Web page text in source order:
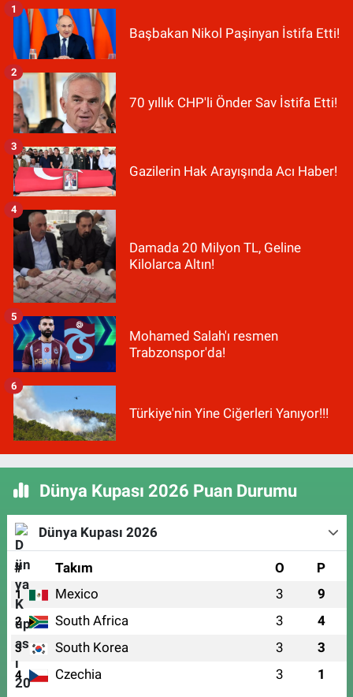
Başbakan Nikol Paşinyan İstifa Etti!
1
70 yıllık CHP'li Önder Sav İstifa Etti!
2
Gazilerin Hak Arayışında Acı Haber!
3
Damada 20 Milyon TL, Geline
Kilolarca Altın!
4
Mohamed Salah'ı resmen
Trabzonspor'da!
5
Türkiye'nin Yine Ciğerleri Yanıyor!!!
6
Dünya Kupası 2026 Puan Durumu
Dünya Kupası 2026
# Takım O P
1 Mexico 3 9
2 South Africa 3 4
3 South Korea 3 3
4 Czechia 3 1